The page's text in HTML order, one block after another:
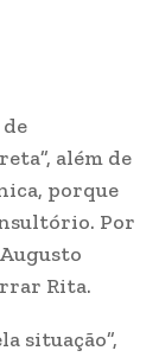
além de
porque
Por
Rita.
situação”,